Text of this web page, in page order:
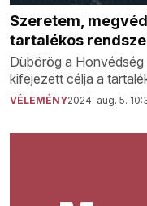
Szeretem,
tartalékos
Dübörög a
kifejezett célja a
VÉLEMÉNY2024. aug. 5.